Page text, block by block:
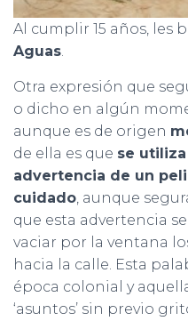
Al cumplir 15 años, les
Aguas.
Otra expresión que
o dicho en algún
aunque es de origen
de ella es que se
advertencia de un
cuidado, aunque
que esta advertencia
vaciar por la ventana
hacia la calle. Esta
época colonial y
‘asuntos’ sin previo